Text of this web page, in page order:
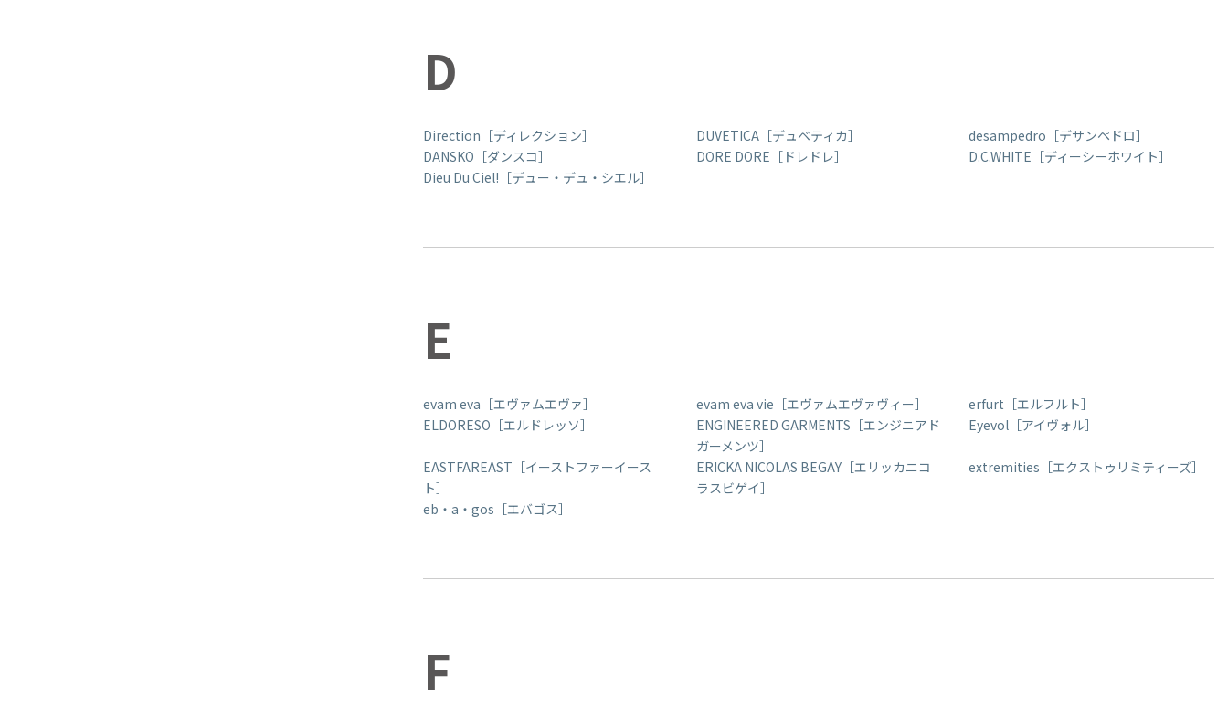
D
Direction［ディレクション］ DUVETICA［デュベティカ］
desampedro［デサンペドロ］
DANSKO［ダンスコ］
DORE DORE［ドレドレ］
D.C.WHITE［ディーシーホワイト］
Dieu Du Ciel!［デュー・デュ・シエル］
E
evam eva［エヴァムエヴァ］ evam eva vie［エヴァムエヴァヴィー］
erfurt［エルフルト］
ELDORESO［エルドレッソ］
ENGINEERED GARMENTS［エンジニアド
ガーメンツ］
Eyevol［アイヴォル］
EASTFAREAST［イーストファーイース
ト］
ERICKA NICOLAS BEGAY［エリッカニコ
ラスビゲイ］
extremities［エクストゥリミティーズ］
eb・a・gos［エバゴス］
F